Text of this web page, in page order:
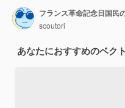
scoutori
あなたにおすすめのベク